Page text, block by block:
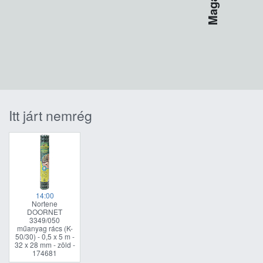
Itt járt nemrég
14:00
Nortene
DOORNET
3349/050
műanyag rács (K-
50/30) - 0,5 x 5 m -
32 x 28 mm - zöld -
174681